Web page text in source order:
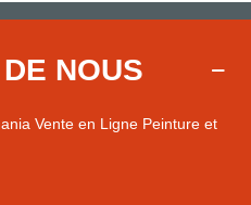
NOUS
Vente en Ligne Peinture et